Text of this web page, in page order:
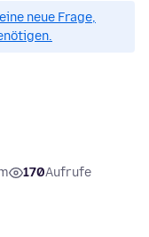
neue Frage,
170Aufrufe